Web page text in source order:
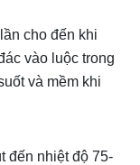
cho đến khi
vào luộc trong
và mềm khi
đến nhiệt độ 75-